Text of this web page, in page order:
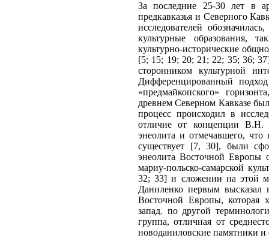
За последние 25-30 лет в
предкавказья и Северного
исследователей
культурные образования,
культурно-исторические
[5; 15; 19; 20; 21; 22; 35; 36;
сторонником культурной
Дифференцированный
«предмайкопского»
древнем Северном Кавказе
процесс происходил в
отличие от концепции В.Н.
энеолита и отмечавшего,
существует [7, 30], были
энеолита Восточной Европы
мариу-польско-самарской
32; 33] и сложении на этой
Даниленко первым высказал
Восточной Европы, которая
запад. по другой
группа, отличная от
новоданиловские памятники и